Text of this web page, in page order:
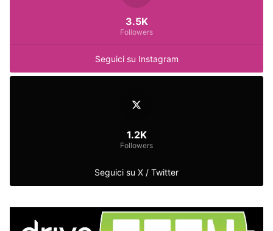
Seguici su Instagram
3.5K
Followers
Seguici su X / Twitter
1.2K
Followers